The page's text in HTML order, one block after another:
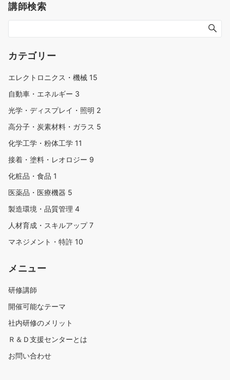
講師検索
カテゴリー
エレクトロニクス・機械 15
自動車・エネルギー 3
光学・ディスプレイ・照明 2
高分子・炭素材料・ガラス 5
化学工学・粉体工学 11
接着・塗料・レオロジー 9
化粧品・食品 1
医薬品・医療機器 5
製造環境・品質管理 4
人材育成・スキルアップ7
マネジメント・特許 10
メニュー
研修講師
開催可能なテーマ
社内研修のメリット
Ｒ＆Ｄ支援センターとは
お問い合わせ